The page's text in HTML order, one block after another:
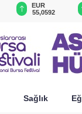
EUR
55,0592
Sağlık